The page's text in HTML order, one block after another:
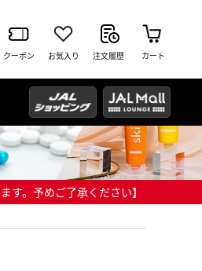
クーポン お気入り 注文履歴 カート
。予めご了承ください】